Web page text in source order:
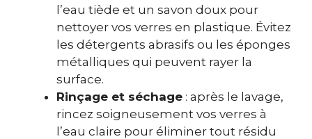
l’eau tiède et un savon doux pour
nettoyer vos verres en plastique. Évitez
les détergents abrasifs ou les éponges
métalliques qui peuvent rayer la
surface.
Rinçage et séchage : après le lavage,
rincez soigneusement vos verres à
l’eau claire pour éliminer tout résidu